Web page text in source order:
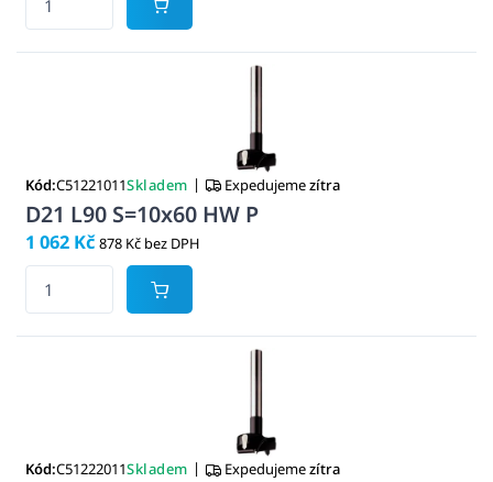
Kód:C51221011Skladem | Expedujemezítra
D21 L90 S=10x60 HW P
1 062 Kč 878 Kč bez DPH
Kód:C51222011Skladem | Expedujemezítra